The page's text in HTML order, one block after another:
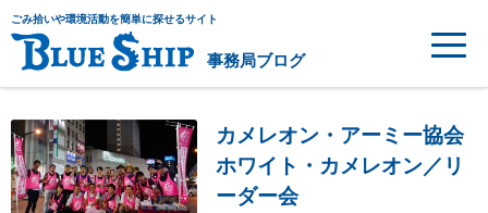
ごみ拾いや環境活動を簡単に探せるサイト
事務局ブログ
カメレオン・アーミー協会
ホワイト・カメレオン／リ
ーダー会